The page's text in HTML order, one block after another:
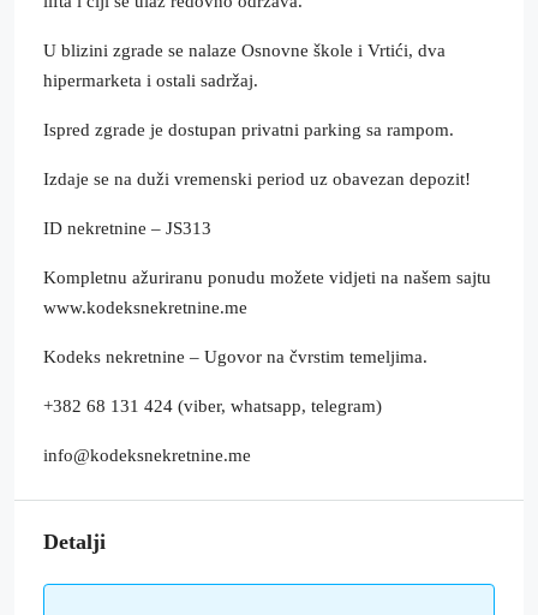
U blizini zgrade se nalaze Osnovne škole i Vrtići, dva
hipermarketa i ostali sadržaj.
Ispred zgrade je dostupan privatni parking sa rampom.
Izdaje se na duži vremenski period uz obavezan depozit!
ID nekretnine – JS313
Kompletnu ažuriranu ponudu možete vidjeti na našem sajtu
www.kodeksnekretnine.me
Kodeks nekretnine – Ugovor na čvrstim temeljima.
+382 68 131 424 (viber, whatsapp, telegram)
info@kodeksnekretnine.me
Detalji